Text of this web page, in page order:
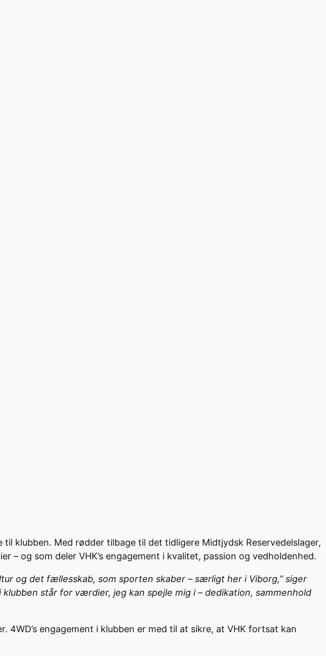
klubben. Med rødder tilbage til det tidligere Midtjydsk Reservedelslager,
og som deler VHK’s engagement i kvalitet, passion og vedholdenhed.
og det fællesskab, som sporten skaber – særligt her i Viborg,” siger
står for værdier, jeg kan spejle mig i – dedikation, sammenhold
engagement i klubben er med til at sikre, at VHK fortsat kan